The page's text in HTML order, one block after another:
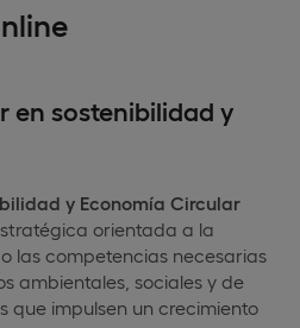
en sostenibilidad y
y Economía Circular
orientada a la
las competencias necesarias
ambientales, sociales y de
que impulsen un crecimiento